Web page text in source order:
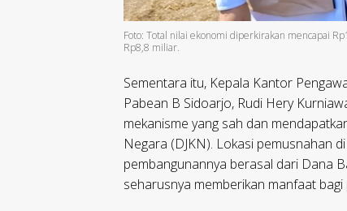
Foto: Total nilai ekonomi diperkirakan mencapai
Rp8,8 miliar.
Sementara itu, Kepala Kantor
Pabean B Sidoarjo, Rudi Hery
mekanisme yang sah dan
Negara (DJKN). Lokasi pemusnahan
pembangunannya berasal dari Dana
seharusnya memberikan manfaat